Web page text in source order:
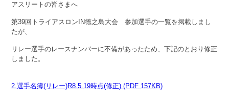
アスリートの皆さまへ
第39回トライアスロンIN徳之島大会 参加選手の一覧を掲載しまし
たが、
リレー選手のレースナンバーに不備があったため、下記のとおり修正
しました。
2.選手名簿(リレー)R8.5.19時点(修正) (PDF 157KB)